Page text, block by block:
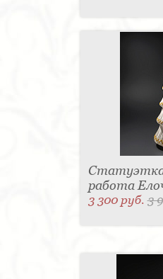
работа
3 300 руб.3